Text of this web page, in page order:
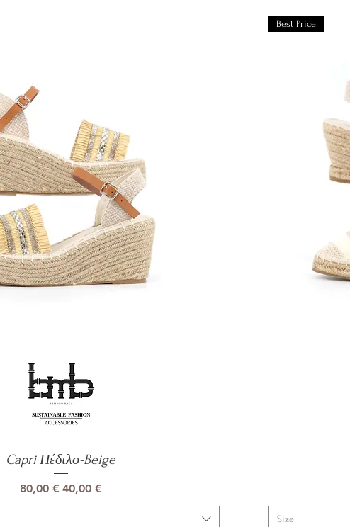
Γρήγορη προβολή
Capri Πέδιλο-Beige
Κανονική τιμή
80,00 € Τιμή Έκπτωσης
40,00 €
Best Price
Size